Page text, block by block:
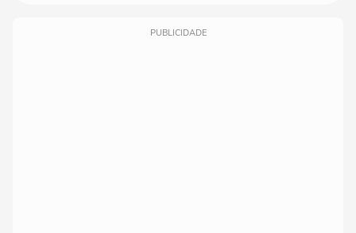
PUBLICIDADE